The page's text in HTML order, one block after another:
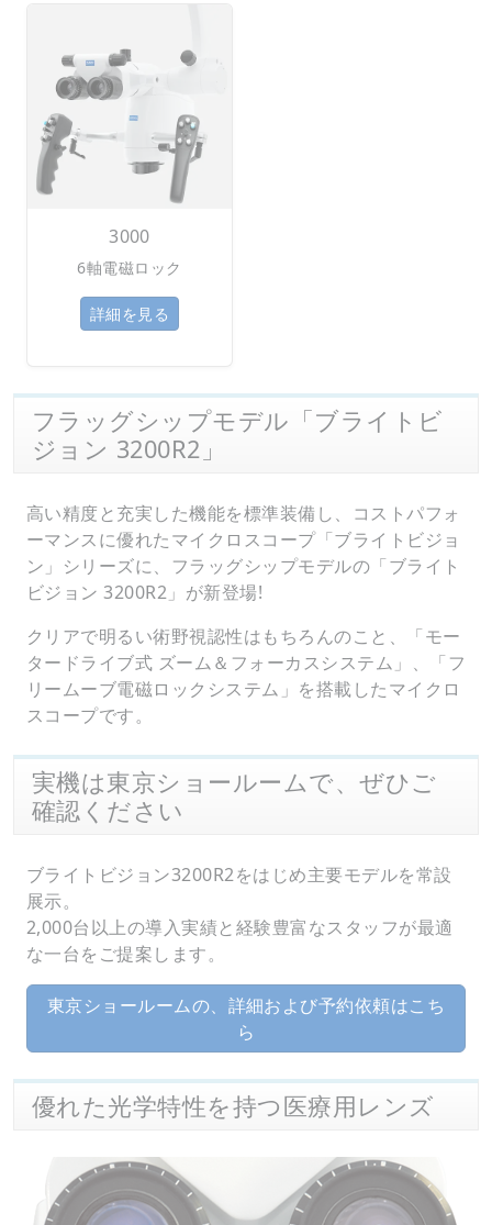
3000
6軸電磁ロック
詳細を見る
フラッグシップモデル「ブライトビ
ジョン 3200R2」
高い精度と充実した機能を標準装備し、コストパフォ
ーマンスに優れたマイクロスコープ「ブライトビジョ
ン」シリーズに、フラッグシップモデルの「ブライト
ビジョン 3200R2」が新登場!
クリアで明るい術野視認性はもちろんのこと、「モー
タードライブ式 ズーム＆フォーカスシステム」、「フ
リームーブ電磁ロックシステム」を搭載したマイクロ
スコープです。
実機は東京ショールームで、ぜひご
確認ください
ブライトビジョン3200R2をはじめ主要モデルを常設
展示。
2,000台以上の導入実績と経験豊富なスタッフが最適
な一台をご提案します。
東京ショールームの、詳細および予約依頼はこち
ら
優れた光学特性を持つ医療用レンズ